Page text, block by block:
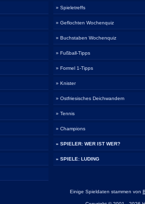
» Spieletreffs
» Geflochten Wochenquiz
» Buchstaben Wochenquiz
» Fußball-Tipps
» Formel 1-Tipps
» Knister
» Ostfriesisches Deichwandern
» Tennis
» Champions
» SPIELER: WER IST WER?
» SPIELE: LUDING
Einige Spieldaten stammen von